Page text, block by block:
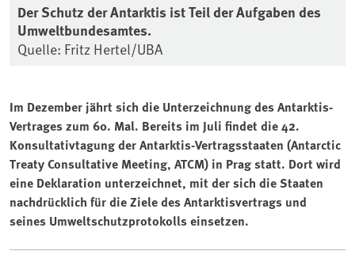
Der Schutz der Antarktis ist Teil der Aufgaben des
Umweltbundesamtes.
Quelle: Fritz Hertel/UBA
Im Dezember jährt sich die Unterzeichnung des Antarktis-
Vertrages zum 60. Mal. Bereits im Juli findet die 42.
Konsultativtagung der Antarktis-Vertragsstaaten (Antarctic
Treaty Consultative Meeting, ATCM) in Prag statt. Dort wird
eine Deklaration unterzeichnet, mit der sich die Staaten
nachdrücklich für die Ziele des Antarktisvertrags und
seines Umweltschutzprotokolls einsetzen.